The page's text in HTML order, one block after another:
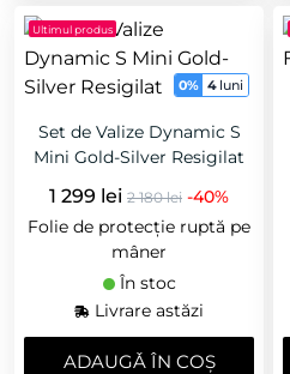
Ultimul produs
0% 4 luni
Set de Valize Dynamic S
Mini Gold-Silver Resigilat
1 299 lei 2 180 lei -40%
Folie de protecție ruptă pe
mâner
În stoc
Livrare astăzi
ADAUGǍ ÎN COȘ